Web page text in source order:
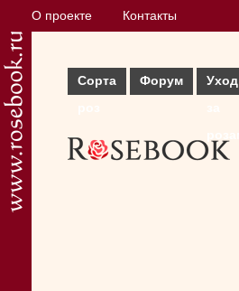
О проекте Контакты
Сорта
Форум
Уход